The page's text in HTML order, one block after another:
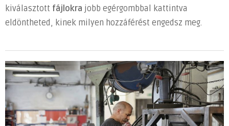
kiválasztott fájlokra jobb egérgombbal kattintva
eldöntheted, kinek milyen hozzáférést engedsz meg.